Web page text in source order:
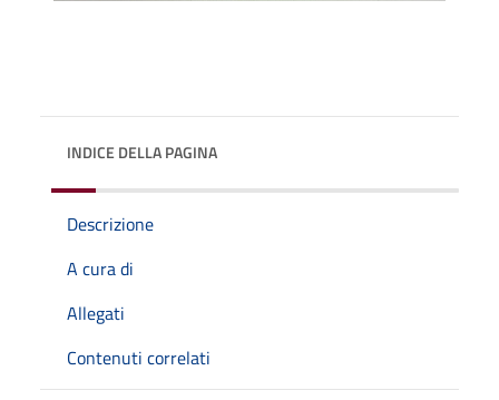
INDICE DELLA PAGINA
Descrizione
A cura di
Allegati
Contenuti correlati